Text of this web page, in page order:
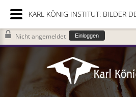
Nicht angemeldet Einloggen
KARL KÖNIG INSTITUT: BILDER